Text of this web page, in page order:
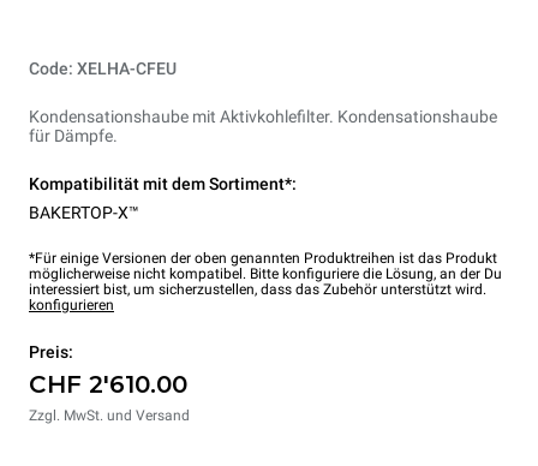
Code: XELHA-CFEU
Kondensationshaube mit Aktivkohlefilter. Kondensationshaube
für Dämpfe.
Kompatibilität mit dem Sortiment*:
BAKERTOP-X™
*Für einige Versionen der oben genannten Produktreihen ist das Produkt
möglicherweise nicht kompatibel. Bitte konfiguriere die Lösung, an der Du
interessiert bist, um sicherzustellen, dass das Zubehör unterstützt wird.
konfigurieren
Preis:
CHF 2'610.00
Zzgl. MwSt. und Versand